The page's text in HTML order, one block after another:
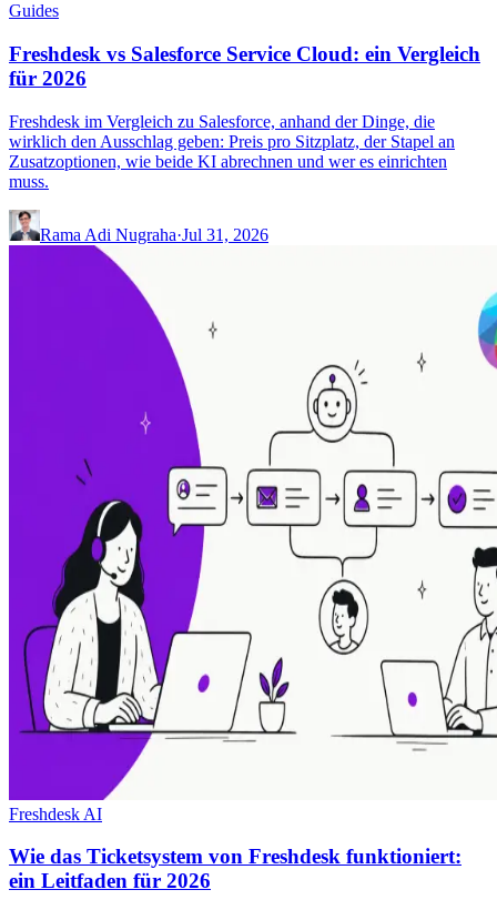
Guides
Freshdesk vs Salesforce Service Cloud: ein Vergleich
für 2026
Freshdesk im Vergleich zu Salesforce, anhand der Dinge, die
wirklich den Ausschlag geben: Preis pro Sitzplatz, der Stapel an
Zusatzoptionen, wie beide KI abrechnen und wer es einrichten
muss.
Rama Adi Nugraha·Jul 31, 2026
Freshdesk AI
Wie das Ticketsystem von Freshdesk funktioniert:
ein Leitfaden für 2026